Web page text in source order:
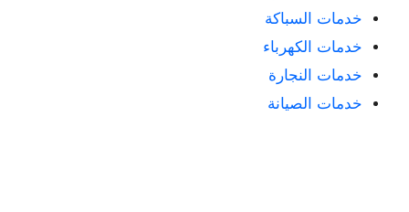
خدمات السباكة
خدمات الكهرباء
خدمات النجارة
خدمات الصيانة